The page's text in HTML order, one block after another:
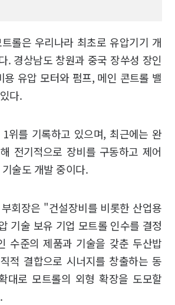
롤은 우리나라 최초로 유압기기 개
. 경상남도 창원과 중국 장쑤성 장인
용 유압 모터와 펌프, 메인 콘트롤 밸
다.
위를 기록하고 있으며, 최근에는 완
전기적으로 장비를 구동하고 제어
술도 개발 중이다.
회장은 "건설장비를 비롯한 산업용
기술 보유 기업 모트롤 인수를 결정
수준의 제품과 기술을 갖춘 두산밥
적 결합으로 시너지를 창출하는 동
대로 모트롤의 외형 확장을 도모할